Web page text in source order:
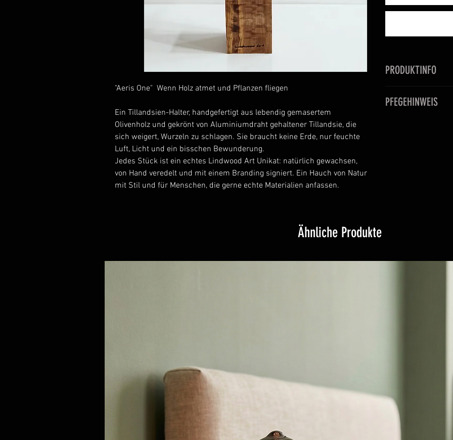
"Aeris One" Wenn Holz atmet und Pflanzen fliegen
Ein Tillandsien-Halter, handgefertigt aus lebendig gemasertem
Olivenholz und gekrönt von Aluminiumdraht gehaltener Tillandsie, die
sich weigert, Wurzeln zu schlagen. Sie braucht keine Erde, nur feuchte
Luft, Licht und ein bisschen Bewunderung.
Jedes Stück ist ein echtes Lindwood Art Unikat: natürlich gewachsen,
von Hand veredelt und mit einem Branding signiert. Ein Hauch von Natur
mit Stil und für Menschen, die gerne echte Materialien anfassen.
PRODUKTINFO
gehalten. Maße
PFEGEHINWEIS
Ähnliche Produkte